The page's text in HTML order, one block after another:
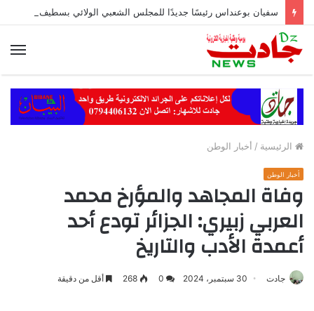
الرئيسية / أخبار الوطن
أخبار الوطن
وفاة المجاهد والمؤرخ محمد
العربي زبيري: الجزائر تودع أحد
أعمدة الأدب والتاريخ
جادت 30 سبتمبر، 2024 0
268 أقل من دقيقة